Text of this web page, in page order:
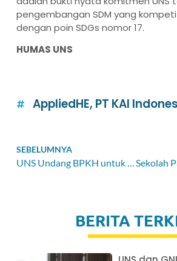
pengembangan SDM yang
dengan poin SDGs nomor 17.
HUMAS UNS
AppliedHE, PT KAI
SEBELUMNYA
BERITA